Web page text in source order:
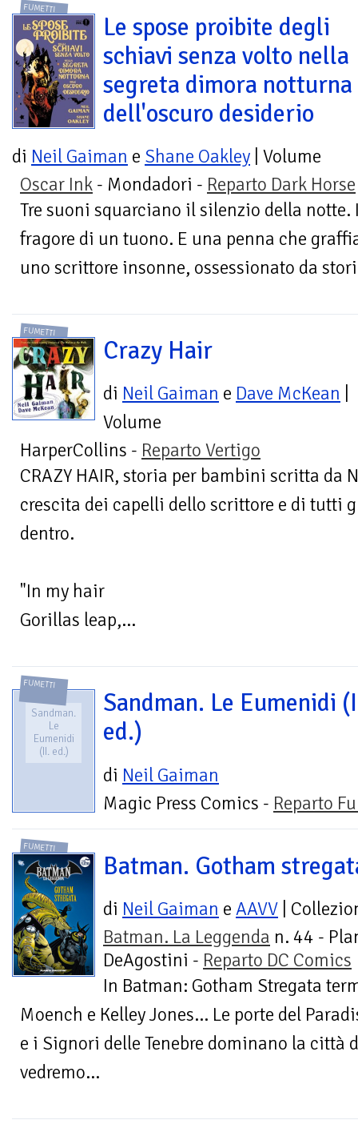
FUMETTI
Le spose proibite degli
schiavi senza volto nella
segreta dimora notturna
dell'oscuro desiderio
di Neil Gaiman e Shane Oakley | Volume
Oscar Ink - Mondadori - Reparto Dark Horse
Tre suoni squarciano il silenzio della
fragore di un tuono. E una penna che
uno scrittore insonne, ossessionato da
FUMETTI
Crazy Hair
di Neil Gaiman e Dave McKean
Volume
HarperCollins - Reparto Vertigo
CRAZY HAIR, storia per bambini scritta da
crescita dei capelli dello scrittore e di tutti
dentro.
"In my hair
Gorillas leap,...
FUMETTI
Sandman.
Le
Eumenidi
(II. ed.)
Sandman. Le Eumenidi
ed.)
di Neil Gaiman
Magic Press Comics - Reparto
FUMETTI
Batman. Gotham
di Neil Gaiman e AAVV |
Batman. La Leggenda n. 44 -
DeAgostini - Reparto DC Comics
In Batman: Gotham Stregata
Moench e Kelley Jones… Le porte del
e i Signori delle Tenebre dominano la città
vedremo...